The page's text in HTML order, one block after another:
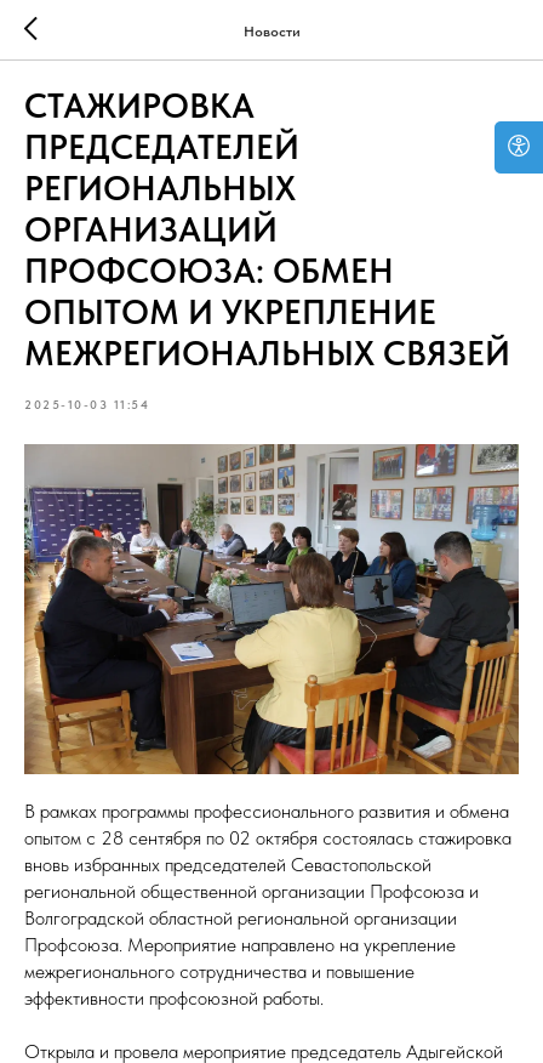
Новости
СТАЖИРОВКА
ПРЕДСЕДАТЕЛЕЙ
РЕГИОНАЛЬНЫХ
ОРГАНИЗАЦИЙ
ПРОФСОЮЗА: ОБМЕН
ОПЫТОМ И УКРЕПЛЕНИЕ
МЕЖРЕГИОНАЛЬНЫХ СВЯЗЕЙ
2025-10-03 11:54
В рамках программы профессионального развития и обмена
опытом с 28 сентября по 02 октября состоялась стажировка
вновь избранных председателей Севастопольской
региональной общественной организации Профсоюза и
Волгоградской областной региональной организации
Профсоюза. Мероприятие направлено на укрепление
межрегионального сотрудничества и повышение
эффективности профсоюзной работы.
Открыла и провела мероприятие председатель Адыгейской